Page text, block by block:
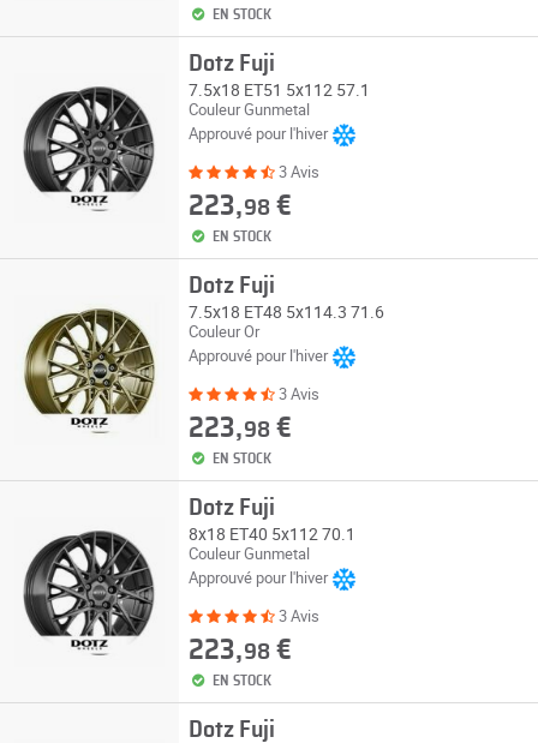
EN STOCK
Dotz Fuji
7.5x18 ET51 5x112 57.1
Couleur Gunmetal
Approuvé pour l'hiver
3 Avis
223,98€
EN STOCK
Dotz Fuji
7.5x18 ET48 5x114.3 71.6
Couleur Or
Approuvé pour l'hiver
3 Avis
223,98€
EN STOCK
Dotz Fuji
8x18 ET40 5x112 70.1
Couleur Gunmetal
Approuvé pour l'hiver
3 Avis
223,98€
EN STOCK
Dotz Fuji